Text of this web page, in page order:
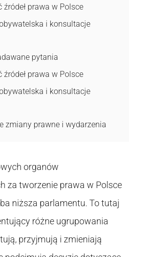
źródeł prawa w Polsce
i konsultacje
pytania
źródeł prawa w Polsce
i konsultacje
zmiany prawne i wydarzenia
organów
za tworzenie prawa w Polsce
niższa parlamentu. To tutaj
różne ugrupowania
przyjmują i zmieniają